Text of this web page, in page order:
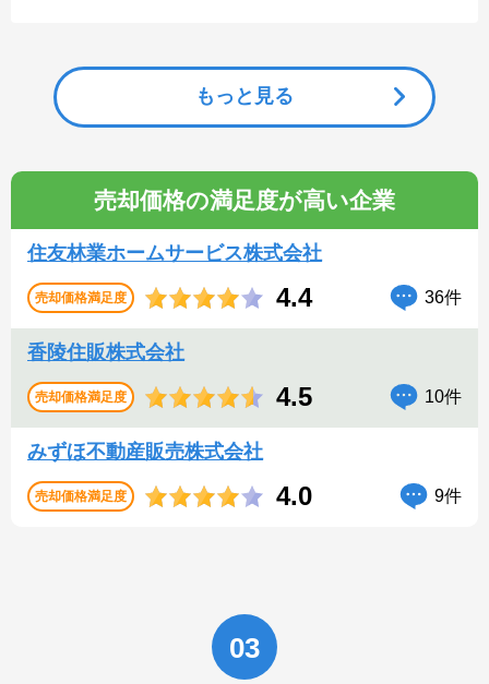
もっと見る
売却価格の満足度が高い企業
住友林業ホームサービス株式会社
売却価格満足度 4.4 36件
香陵住販株式会社
売却価格満足度 4.5 10件
みずほ不動産販売株式会社
売却価格満足度 4.0 9件
03